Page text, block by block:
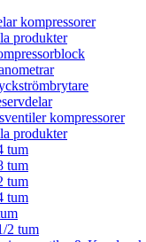
kompressorer
produkter
kompressorer
produkter
tum
tum
tum
tum
2 tum